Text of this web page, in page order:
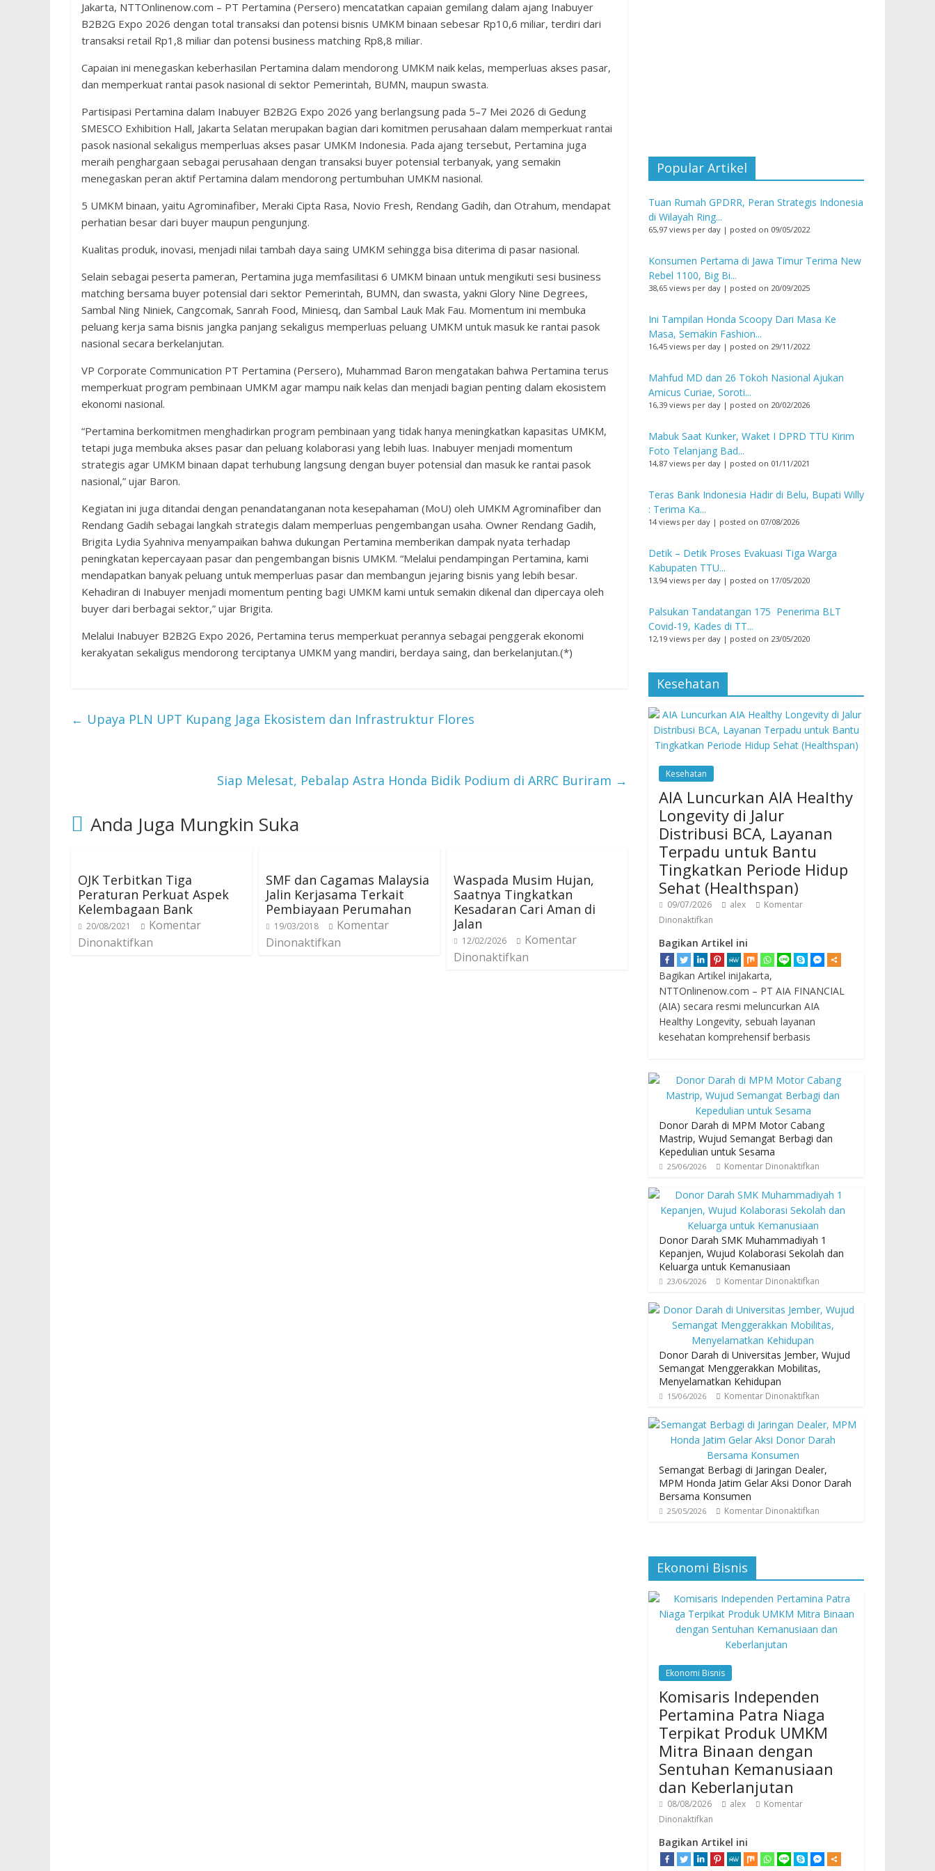
Jakarta, NTTOnlinenow.com – PT Pertamina (Persero) mencatatkan capaian gemilang dalam ajang Inabuyer
B2B2G Expo 2026 dengan total transaksi dan potensi bisnis UMKM binaan sebesar Rp10,6 miliar, terdiri dari
transaksi retail Rp1,8 miliar dan potensi business matching Rp8,8 miliar.
Capaian ini menegaskan keberhasilan Pertamina dalam mendorong UMKM naik kelas, memperluas akses pasar,
dan memperkuat rantai pasok nasional di sektor Pemerintah, BUMN, maupun swasta.
Partisipasi Pertamina dalam Inabuyer B2B2G Expo 2026 yang berlangsung pada 5–7 Mei 2026 di Gedung
SMESCO Exhibition Hall, Jakarta Selatan merupakan bagian dari komitmen perusahaan dalam memperkuat rantai
pasok nasional sekaligus memperluas akses pasar UMKM Indonesia. Pada ajang tersebut, Pertamina juga
meraih penghargaan sebagai perusahaan dengan transaksi buyer potensial terbanyak, yang semakin
menegaskan peran aktif Pertamina dalam mendorong pertumbuhan UMKM nasional.
5 UMKM binaan, yaitu Agrominafiber, Meraki Cipta Rasa, Novio Fresh, Rendang Gadih, dan Otrahum, mendapat
perhatian besar dari buyer maupun pengunjung.
Kualitas produk, inovasi, menjadi nilai tambah daya saing UMKM sehingga bisa diterima di pasar nasional.
Selain sebagai peserta pameran, Pertamina juga memfasilitasi 6 UMKM binaan untuk mengikuti sesi business
matching bersama buyer potensial dari sektor Pemerintah, BUMN, dan swasta, yakni Glory Nine Degrees,
Sambal Ning Niniek, Cangcomak, Sanrah Food, Miniesq, dan Sambal Lauk Mak Fau. Momentum ini membuka
peluang kerja sama bisnis jangka panjang sekaligus memperluas peluang UMKM untuk masuk ke rantai pasok
nasional secara berkelanjutan.
VP Corporate Communication PT Pertamina (Persero), Muhammad Baron mengatakan bahwa Pertamina terus
memperkuat program pembinaan UMKM agar mampu naik kelas dan menjadi bagian penting dalam ekosistem
ekonomi nasional.
“Pertamina berkomitmen menghadirkan program pembinaan yang tidak hanya meningkatkan kapasitas UMKM,
tetapi juga membuka akses pasar dan peluang kolaborasi yang lebih luas. Inabuyer menjadi momentum
strategis agar UMKM binaan dapat terhubung langsung dengan buyer potensial dan masuk ke rantai pasok
nasional,” ujar Baron.
Kegiatan ini juga ditandai dengan penandatanganan nota kesepahaman (MoU) oleh UMKM Agrominafiber dan
Rendang Gadih sebagai langkah strategis dalam memperluas pengembangan usaha. Owner Rendang Gadih,
Brigita Lydia Syahniva menyampaikan bahwa dukungan Pertamina memberikan dampak nyata terhadap
peningkatan kepercayaan pasar dan pengembangan bisnis UMKM. “Melalui pendampingan Pertamina, kami
mendapatkan banyak peluang untuk memperluas pasar dan membangun jejaring bisnis yang lebih besar.
Kehadiran di Inabuyer menjadi momentum penting bagi UMKM kami untuk semakin dikenal dan dipercaya oleh
buyer dari berbagai sektor,” ujar Brigita.
Melalui Inabuyer B2B2G Expo 2026, Pertamina terus memperkuat perannya sebagai penggerak ekonomi
kerakyatan sekaligus mendorong terciptanya UMKM yang mandiri, berdaya saing, dan berkelanjutan.(*)
← Upaya PLN UPT Kupang Jaga Ekosistem dan Infrastruktur Flores
Siap Melesat, Pebalap Astra Honda Bidik Podium di ARRC Buriram →
Anda Juga Mungkin Suka
OJK Terbitkan Tiga
Peraturan Perkuat Aspek
Kelembagaan Bank
20/08/2021
Komentar
Dinonaktifkan
SMF dan Cagamas Malaysia
Jalin Kerjasama Terkait
Pembiayaan Perumahan
19/03/2018
Komentar
Dinonaktifkan
Waspada Musim Hujan,
Saatnya Tingkatkan
Kesadaran Cari Aman di
Jalan
12/02/2026
Komentar
Dinonaktifkan
Popular Artikel
Tuan Rumah GPDRR, Peran Strategis Indonesia
di Wilayah Ring...
65,97 views per day | posted on 09/05/2022
Konsumen Pertama di Jawa Timur Terima New
Rebel 1100, Big Bi...
38,65 views per day | posted on 20/09/2025
Ini Tampilan Honda Scoopy Dari Masa Ke
Masa, Semakin Fashion...
16,45 views per day | posted on 29/11/2022
Mahfud MD dan 26 Tokoh Nasional Ajukan
Amicus Curiae, Soroti...
16,39 views per day | posted on 20/02/2026
Mabuk Saat Kunker, Waket I DPRD TTU Kirim
Foto Telanjang Bad...
14,87 views per day | posted on 01/11/2021
Teras Bank Indonesia Hadir di Belu, Bupati Willy
: Terima Ka...
14 views per day | posted on 07/08/2026
Detik – Detik Proses Evakuasi Tiga Warga
Kabupaten TTU...
13,94 views per day | posted on 17/05/2020
Palsukan Tandatangan 175 Penerima BLT
Covid-19, Kades di TT...
12,19 views per day | posted on 23/05/2020
Kesehatan
Kesehatan
AIA Luncurkan AIA Healthy
Longevity di Jalur
Distribusi BCA, Layanan
Terpadu untuk Bantu
Tingkatkan Periode Hidup
Sehat (Healthspan)
09/07/2026 alex
Komentar
Dinonaktifkan
Bagikan Artikel ini
Bagikan Artikel iniJakarta,
NTTOnlinenow.com – PT AIA FINANCIAL
(AIA) secara resmi meluncurkan AIA
Healthy Longevity, sebuah layanan
kesehatan komprehensif berbasis
Donor Darah di MPM Motor Cabang
Mastrip, Wujud Semangat Berbagi dan
Kepedulian untuk Sesama
25/06/2026 Komentar Dinonaktifkan
Donor Darah SMK Muhammadiyah 1
Kepanjen, Wujud Kolaborasi Sekolah dan
Keluarga untuk Kemanusiaan
23/06/2026 Komentar Dinonaktifkan
Donor Darah di Universitas Jember, Wujud
Semangat Menggerakkan Mobilitas,
Menyelamatkan Kehidupan
15/06/2026 Komentar Dinonaktifkan
Semangat Berbagi di Jaringan Dealer,
MPM Honda Jatim Gelar Aksi Donor Darah
Bersama Konsumen
25/05/2026 Komentar Dinonaktifkan
Ekonomi Bisnis
Ekonomi Bisnis
Komisaris Independen
Pertamina Patra Niaga
Terpikat Produk UMKM
Mitra Binaan dengan
Sentuhan Kemanusiaan
dan Keberlanjutan
08/08/2026 alex
Komentar
Dinonaktifkan
Bagikan Artikel ini